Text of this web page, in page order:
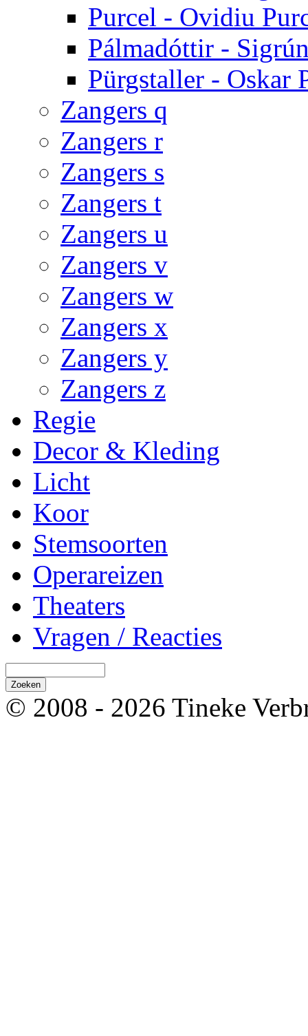
Purcel - Ovidiu
Pálmadóttir -
Pürgstaller - Oskar
Zangers q
Zangers r
Zangers s
Zangers t
Zangers u
Zangers v
Zangers w
Zangers x
Zangers y
Zangers z
Regie
Decor & Kleding
Licht
Koor
Stemsoorten
Operareizen
Theaters
Vragen / Reacties
© 2008 - 2026 Tineke